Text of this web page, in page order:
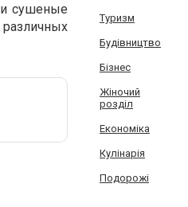
и сушеные
Туризм
Будівництво
Бізнес
Жіночий
розділ
Економіка
Кулінарія
Подорожі